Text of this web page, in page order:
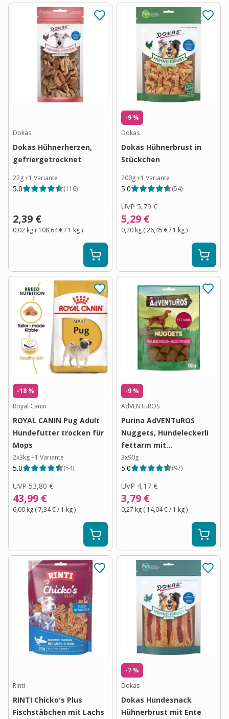
Dokas
Dokas Hühnerherzen,
gefriergetrocknet
22g+1 Variante
5.0 (116)
2,39 €
0,02 kg ( 108,64 €/ 1 kg)
-9 %
Dokas
Dokas Hühnerbrust in
Stückchen
200g+1 Variante
5.0 (54)
UVP 5,79 €
5,29 €
0,20 kg (26,45 €/ 1 kg)
-18 %
Royal Canin
ROYAL CANIN Pug Adult
Hundefutter trocken für
Mops
2x3kg+1 Variante
5.0 (54)
UVP 53,80 €
43,99 €
6,00 kg (7,34 €/ 1 kg)
-9 %
AdVENTuROS
Purina AdVENTuROS
Nuggets, Hundeleckerli
fettarm mit
Wildschweingeschmack
3x90g
5.0 (97)
UVP 4,17 €
3,79 €
0,27 kg ( 14,04 €/ 1 kg)
Rinti
RINTI Chicko's Plus
Fischstäbchen mit Lachs
-7 %
Dokas
Dokas Hundesnack
Hühnerbrust mit Ente